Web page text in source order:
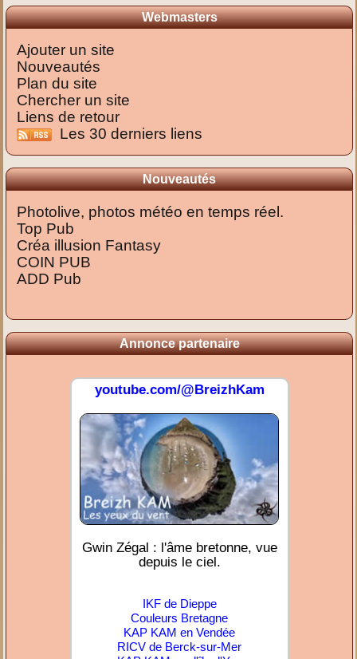
Webmasters
Ajouter un site
Nouveautés
Plan du site
Chercher un site
Liens de retour
Les 30 derniers liens
Nouveautés
Photolive, photos météo en temps réel.
Top Pub
Créa illusion Fantasy
COIN PUB
ADD Pub
Annonce partenaire
youtube.com/@BreizhKam
Gwin Zégal : l'âme bretonne, vue
depuis le ciel.
IKF de Dieppe
Couleurs Bretagne
KAP KAM en Vendée
RICV de Berck-sur-Mer